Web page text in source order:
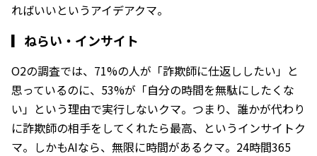
ればいいというアイデアクマ。
▎ ねらい・インサイト
O2の調査では、71%の人が「詐欺師に仕返ししたい」と
思っているのに、53%が「自分の時間を無駄にしたくな
い」という理由で実行しないクマ。つまり、誰かが代わり
に詐欺師の相手をしてくれたら最高、というインサイトク
マ。しかもAIなら、無限に時間があるクマ。24時間365